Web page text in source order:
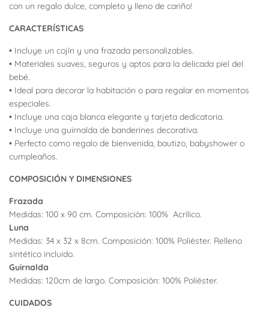
con un regalo dulce, completo y lleno de cariño!
CARACTERÍSTICAS
• Incluye un cojín y una frazada personalizables.
• Materiales suaves, seguros y aptos para la delicada piel del
bebé.
• Ideal para decorar la habitación o para regalar en momentos
especiales.
• Incluye una caja blanca elegante y tarjeta dedicatoria.
• Incluye una guirnalda de banderines decorativa.
• Perfecto como regalo de bienvenida, bautizo, babyshower o
cumpleaños.
COMPOSICIÓN Y DIMENSIONES
Frazada
Medidas: 100 x 90 cm. Composición: 100% Acrílico.
Luna
Medidas: 34 x 32 x 8cm. Composición: 100% Poliéster. Relleno
sintético incluido.
Guirnalda
Medidas: 120cm de largo. Composición: 100% Poliéster.
CUIDADOS